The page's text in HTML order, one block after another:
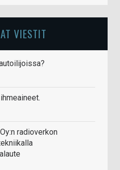
VIESTIT
radioverkon